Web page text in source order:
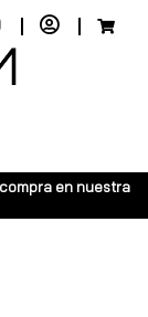
en nuestra